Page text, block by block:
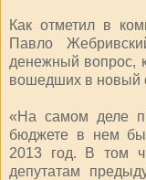
Как отметил в
Павло
денежный вопрос,
вошедших в новый
«На самом деле
бюджете в нем
2013 год. В том
депутатам